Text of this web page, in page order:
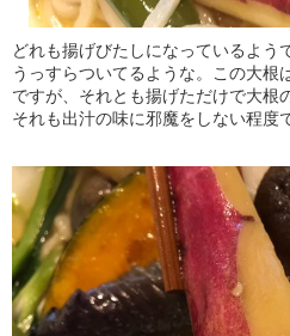
どれも揚げびたしになっているよう
うっすらついてるような。この大根
ですが、それとも揚げただけで大根
それも出汁の味に邪魔をしない程度